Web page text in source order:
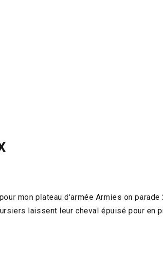
mon plateau d’armée Armies on
laissent leur cheval épuisé pour en